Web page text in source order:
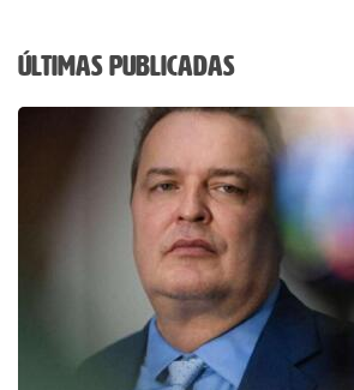
Últimas Publicadas